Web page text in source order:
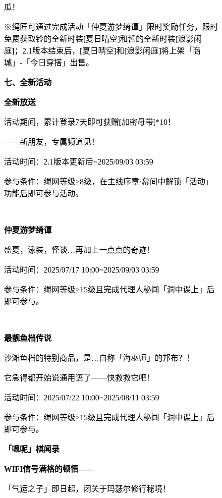
瓜！
※绳匠可通过完成活动「仲夏游梦绮谭」限时奖励任务，限时
免费获取铃的全新时装[夏日晴空]和哲的全新时装[浪影闲
庭]；2.1版本结束后，[夏日晴空]和[浪影闲庭]将上架「商
城」-「今日穿搭」出售。
七、全新活动
全新放送
活动期间，累计登录7天即可获赠[加密母带]*10！
——新朋友，专属频道见！
活动时间：2.1版本更新后~2025/09/03 03:59
参与条件：绳网等级≥8级，在主线序章·幕间中解锁「活动」
功能后即可参与活动。
仲夏游梦绮谭
盛夏，泳装，怪谈…再加上一点点的奇迹！
活动时间：2025/07/17 10:00~2025/09/03 03:59
参与条件：绳网等级≥15级且完成代理人秘闻「洞中谍上」后
即可参与。
最靓鱼档传说
沙滩鱼档的特别商品，是…自称「海巫师」的邦布？！
它急得都开始说通用语了——快救救它吧！
活动时间：2025/07/22 10:00~2025/08/11 03:59
参与条件：绳网等级≥15级且完成代理人秘闻「洞中谍上」后
即可参与。
「嗯呢」棋闻录
WIFI信号满格的顿悟——
「气运之子」即日起，闭关于玛瑟尔修行秘境！